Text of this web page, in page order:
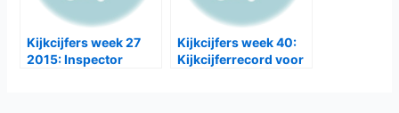
Kijkcijfers week 27
2015: Inspector
Kijkcijfers week 40:
Kijkcijferrecord voor